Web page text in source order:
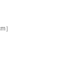
］